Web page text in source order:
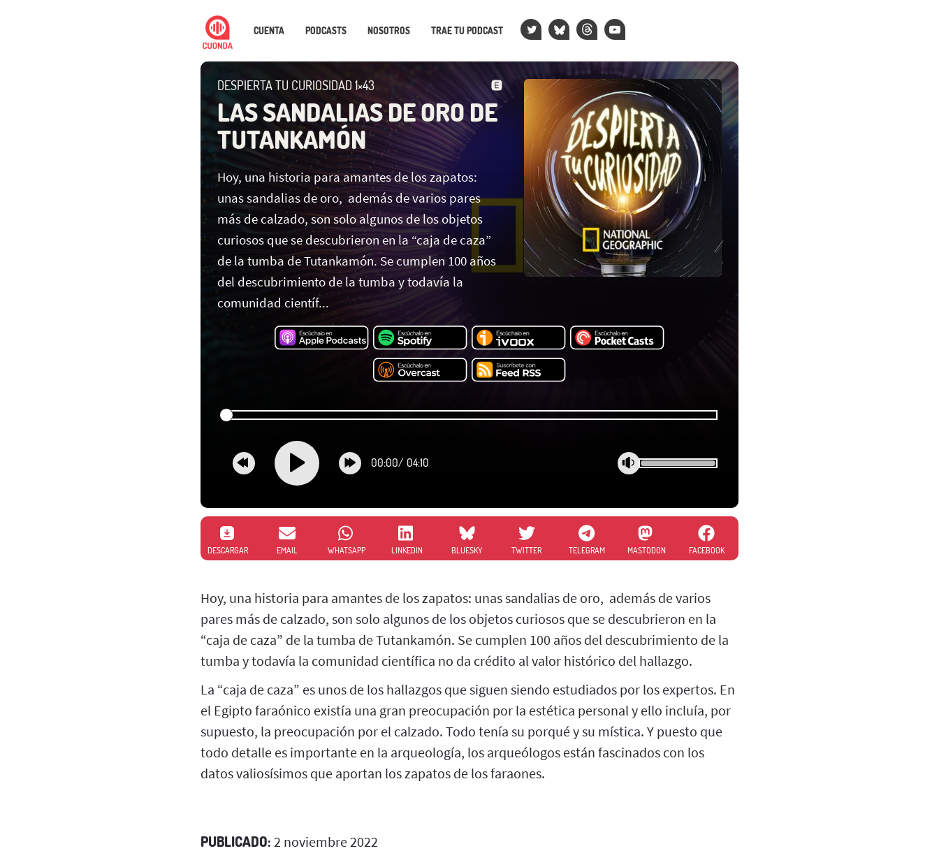
CUENTA PODCASTS NOSOTROS TRAE TU PODCAST
DESPIERTA TU CURIOSIDAD 1×43
LAS SANDALIAS DE ORO DE
TUTANKAMÓN
Hoy, una historia para amantes de los zapatos:
unas sandalias de oro, además de varios pares
más de calzado, son solo algunos de los objetos
curiosos que se descubrieron en la “caja de caza”
de la tumba de Tutankamón. Se cumplen 100 años
del descubrimiento de la tumba y todavía la
comunidad científ...
00:00/ 04:10
DESCARGAR EMAIL WHATSAPP LINKEDIN BLUESKY TWITTER TELEGRAM MASTODON FACEBOOK
Hoy, una historia para amantes de los zapatos: unas sandalias de oro, además de varios
pares más de calzado, son solo algunos de los objetos curiosos que se descubrieron en la
“caja de caza” de la tumba de Tutankamón. Se cumplen 100 años del descubrimiento de la
tumba y todavía la comunidad científica no da crédito al valor histórico del hallazgo.
La “caja de caza” es unos de los hallazgos que siguen siendo estudiados por los expertos. En
el Egipto faraónico existía una gran preocupación por la estética personal y ello incluía, por
supuesto, la preocupación por el calzado. Todo tenía su porqué y su mística. Y puesto que
todo detalle es importante en la arqueología, los arqueólogos están fascinados con los
datos valiosísimos que aportan los zapatos de los faraones.
PUBLICADO: 2 noviembre 2022